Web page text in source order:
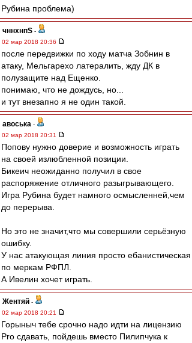
Рубина проблема)
чннхнпS -
02 мар 2018 20:36
после передвижки по ходу матча Зобнин в
атаку, Мельгарехо латералить, жду ДК в
полузащите над Ещенко.
понимаю, что не дождусь, но...
и тут внезапно я не один такой.
авоська -
02 мар 2018 20:31
Попову нужно доверие и возможность играть
на своей излюбленной позиции.
Бикеич неожиданно получил в свое
распоряжение отличного разыгрывающего.
Игра Рубина будет намного осмысленней,чем
до перерыва.
Но это не значит,что мы совершили серьёзную
ошибку.
У нас атакующая линия просто ебанистическая
по меркам РФПЛ.
А Ивелин хочет играть.
Жентяй -
02 мар 2018 20:21
Горыныч тебе срочно надо идти на лицензию
Pro сдавать, пойдешь вместо Пилипчука к